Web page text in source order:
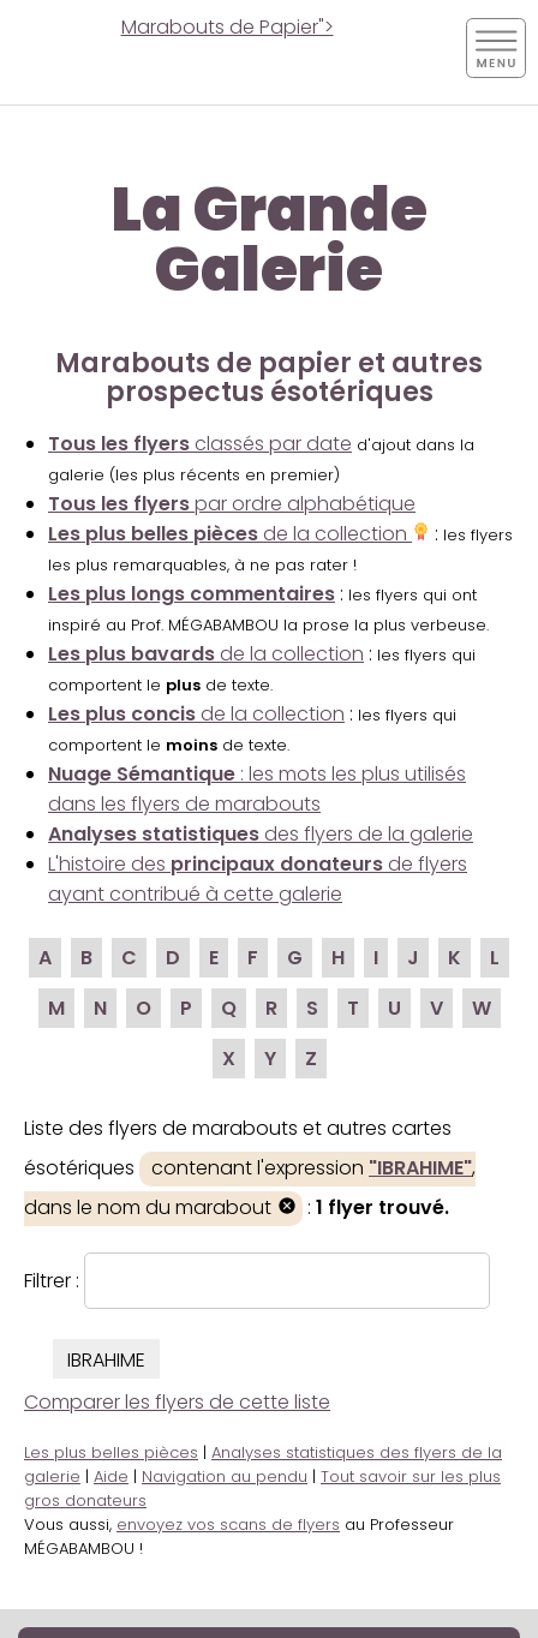
Marabouts de Papier">
La Grande
Galerie
Marabouts de papier et autres
prospectus ésotériques
Tous les flyers classés par date d'ajout dans la
galerie (les plus récents en premier)
Tous les flyerspar ordre alphabétique
Les plus belles pièces de la collection : les flyers
les plus remarquables, à ne pas rater !
Les plus longs commentaires : les flyers qui ont
inspiré au Prof. MÉGABAMBOU la prose la plus verbeuse.
Les plus bavards de la collection : les flyers qui
comportent le plus de texte.
Les plus concis de la collection : les flyers qui
comportent le moins de texte.
Nuage Sémantique : les mots les plus utilisés
dans les flyers de marabouts
Analyses statistiques des flyers de la galerie
L'histoire des principaux donateurs de flyers
ayant contribué à cette galerie
A B C D E F G H I J K
L
M
N O P Q R S T U V
W
X
Y Z
Liste des flyers de marabouts et autres cartes
ésotériques
contenant l'expression "IBRAHIME",
dans le nom du marabout
: 1 flyer trouvé.
Filtrer :
IBRAHIME
Comparer les flyers de cette liste
Les plus belles pièces | Analyses statistiques des flyers de la
galerie | Aide | Navigation au pendu | Tout savoir sur les plus
gros donateurs
Vous aussi, envoyez vos scans de flyers au Professeur
MÉGABAMBOU !